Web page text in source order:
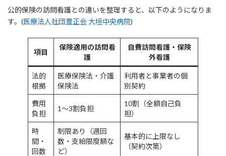
公的保険の訪問看護との違いを整理すると、以下のようになりま
す。(医療法人社団豊正会 大垣中央病院)
項目
保険適用の訪問看
護
自費訪問看護・保険
外看護
法的
根拠
医療保険法・介護
保険法
利用者と事業者の個
別契約
費用
負担
1〜3割負担
10割（全額自己負
担）
時
間・
回数
制限あり（週回
数・支給限度額な
ど）
基本的に上限なし
（契約次第）